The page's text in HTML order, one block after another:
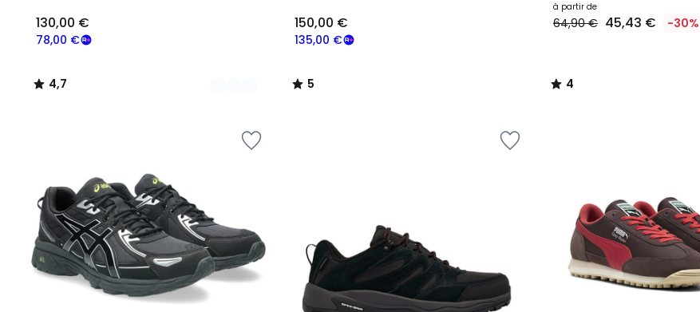
78,00 €
130,00 €
4,7
/
135,00 €
150,00 €
5
/
à partir de
64,90 € 45,43 € -30%
4
/